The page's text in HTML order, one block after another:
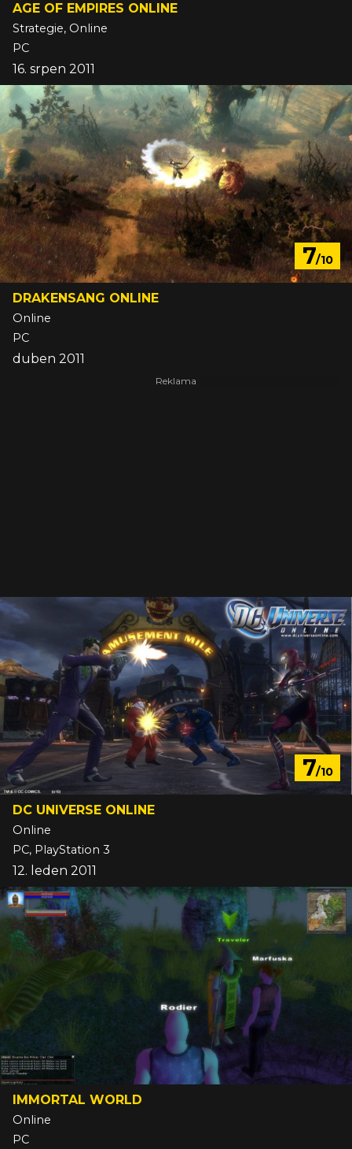
AGE OF EMPIRES ONLINE
Strategie, Online
PC
16. srpen 2011
7/10
DRAKENSANG ONLINE
Online
PC
duben 2011
7/10
DC UNIVERSE ONLINE
Online
PC, PlayStation 3
12. leden 2011
IMMORTAL WORLD
Online
PC